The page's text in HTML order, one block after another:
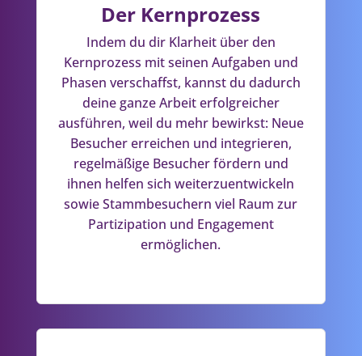
Der Kernprozess
Indem du dir Klarheit über den
Kernprozess mit seinen Aufgaben und
Phasen verschaffst, kannst du dadurch
deine ganze Arbeit erfolgreicher
ausführen, weil du mehr bewirkst: Neue
Besucher erreichen und integrieren,
regelmäßige Besucher fördern und
ihnen helfen sich weiterzuentwickeln
sowie Stammbesuchern viel Raum zur
Partizipation und Engagement
ermöglichen.